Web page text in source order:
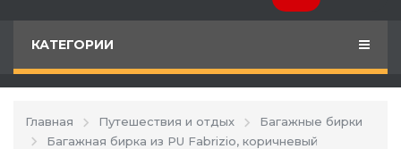
КАТЕГОРИИ
Главная Путешествия и отдых
Багажные бирки
Багажная бирка из PU Fabrizio, коричневый